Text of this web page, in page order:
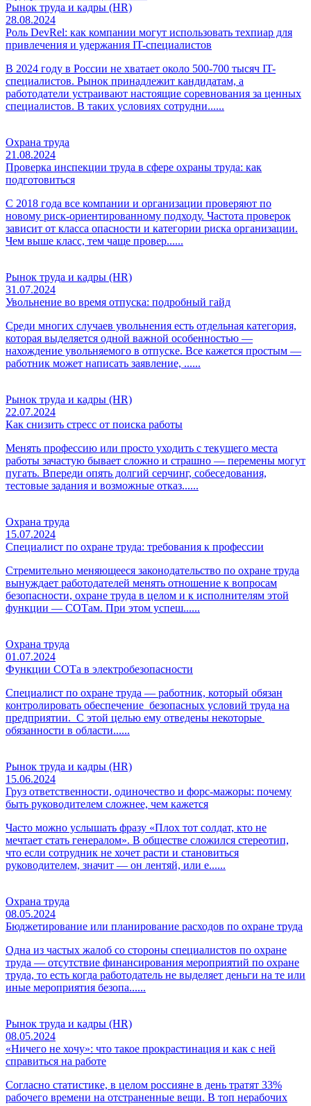
Рынок труда и кадры (HR)
28.08.2024
Роль DevRel: как компании могут использовать техпиар для
привлечения и удержания IT-специалистов
В 2024 году в России не хватает около 500-700 тысяч IT-
специалистов. Рынок принадлежит кандидатам, а
работодатели устраивают настоящие соревнования за ценных
специалистов. В таких условиях сотрудни......
Охрана труда
21.08.2024
Проверка инспекции труда в сфере охраны труда: как
подготовиться
С 2018 года все компании и организации проверяют по
новому риск-ориентированному подходу. Частота проверок
зависит от класса опасности и категории риска организации.
Чем выше класс, тем чаще провер......
Рынок труда и кадры (HR)
31.07.2024
Увольнение во время отпуска: подробный гайд
Среди многих случаев увольнения есть отдельная категория,
которая выделяется одной важной особенностью —
нахождение увольняемого в отпуске. Все кажется простым —
работник может написать заявление, ......
Рынок труда и кадры (HR)
22.07.2024
Как снизить стресс от поиска работы
Менять профессию или просто уходить с текущего места
работы зачастую бывает сложно и страшно — перемены могут
пугать. Впереди опять долгий серчинг, собеседования,
тестовые задания и возможные отказ......
Охрана труда
15.07.2024
Специалист по охране труда: требования к профессии
Стремительно меняющееся законодательство по охране труда
вынуждает работодателей менять отношение к вопросам
безопасности, охране труда в целом и к исполнителям этой
функции — СОТам. При этом успеш......
Охрана труда
01.07.2024
Функции СОТа в электробезопасности
Специалист по охране труда — работник, который обязан
контролировать обеспечение безопасных условий труда на
предприятии. С этой целью ему отведены некоторые
обязанности в области......
Рынок труда и кадры (HR)
15.06.2024
Груз ответственности, одиночество и форс-мажоры: почему
быть руководителем сложнее, чем кажется
Часто можно услышать фразу «Плох тот солдат, кто не
мечтает стать генералом». В обществе сложился стереотип,
что если сотрудник не хочет расти и становиться
руководителем, значит — он лентяй, или е......
Охрана труда
08.05.2024
Бюджетирование или планирование расходов по охране труда
Одна из частых жалоб со стороны специалистов по охране
труда — отсутствие финансирования мероприятий по охране
труда, то есть когда работодатель не выделяет деньги на те или
иные мероприятия безопа......
Рынок труда и кадры (HR)
08.05.2024
«Ничего не хочу»: что такое прокрастинация и как с ней
справиться на работе
Согласно статистике, в целом россияне в день тратят 33%
рабочего времени на отстраненные вещи. В топ нерабочих